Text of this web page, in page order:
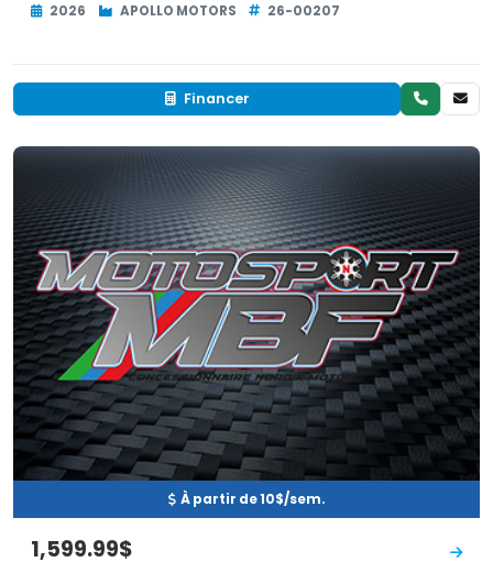
2026 APOLLO MOTORS 26-00207
Financer
Neuf
À partir de 10$/sem.
1,599.99$